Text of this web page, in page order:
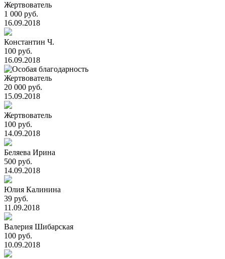
Жертвователь
1 000 руб.
16.09.2018
Константин Ч.
100 руб.
16.09.2018
Жертвователь
20 000 руб.
15.09.2018
Жертвователь
100 руб.
14.09.2018
Беляева Ирина
500 руб.
14.09.2018
Юлия Калинина
39 руб.
11.09.2018
Валерия Шибарская
100 руб.
10.09.2018